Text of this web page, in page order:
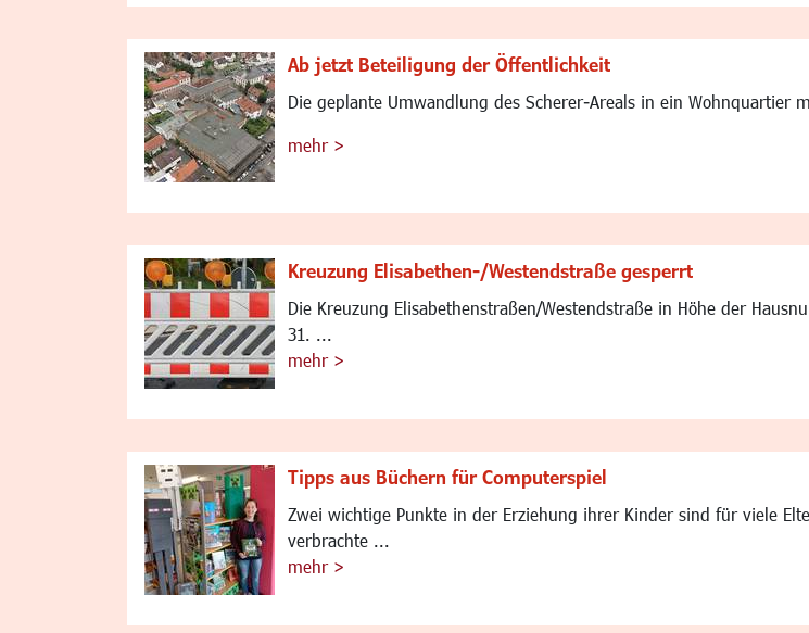
Ab jetzt Beteiligung der Öffentlichkeit
Die geplante Umwandlung des Scherer-Areals in ein Wohnquartier
mehr >
Kreuzung Elisabethen-/Westendstraße gesperrt
Die Kreuzung Elisabethenstraßen/Westendstraße in Höhe der
31. ...
mehr >
Tipps aus Büchern für Computerspiel
Zwei wichtige Punkte in der Erziehung ihrer Kinder sind für viele
verbrachte ...
mehr >